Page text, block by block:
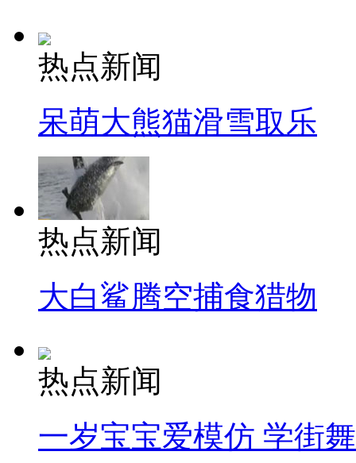
热点新闻
呆萌大熊猫滑雪取乐
热点新闻
大白鲨腾空捕食猎物
热点新闻
一岁宝宝爱模仿 学街